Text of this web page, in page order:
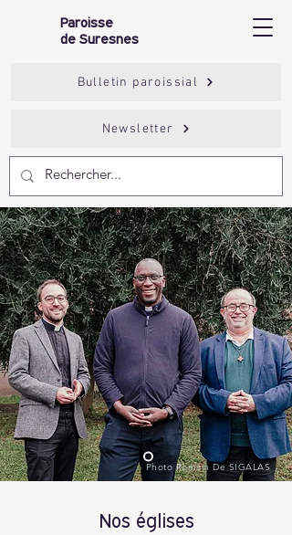
Paroisse
de Suresnes
Bulletin paroissial
Newsletter
Photo Romain De SIGALAS
Nos églises